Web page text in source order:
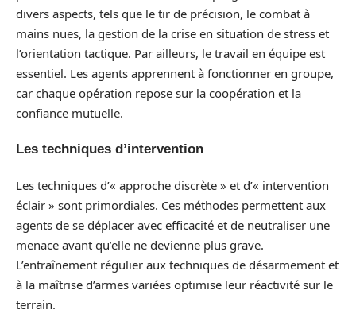
divers aspects, tels que le tir de précision, le combat à
mains nues, la gestion de la crise en situation de stress et
l’orientation tactique. Par ailleurs, le travail en équipe est
essentiel. Les agents apprennent à fonctionner en groupe,
car chaque opération repose sur la coopération et la
confiance mutuelle.
Les techniques d’intervention
Les techniques d’« approche discrète » et d’« intervention
éclair » sont primordiales. Ces méthodes permettent aux
agents de se déplacer avec efficacité et de neutraliser une
menace avant qu’elle ne devienne plus grave.
L’entraînement régulier aux techniques de désarmement et
à la maîtrise d’armes variées optimise leur réactivité sur le
terrain.